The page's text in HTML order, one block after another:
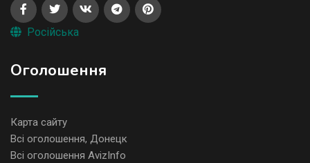
Російська
Оголошення
Карта сайту
Всі оголошення, Донецк
Всі оголошення AvizInfo